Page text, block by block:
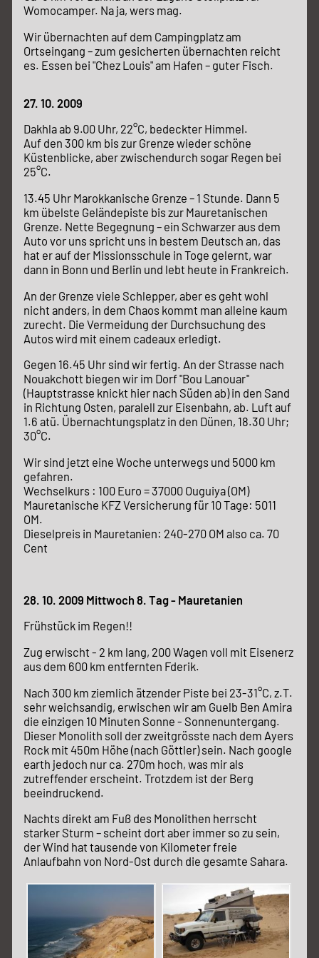
Womocamper. Na ja, wers mag.
Wir übernachten auf dem Campingplatz am
Ortseingang – zum gesicherten übernachten reicht
es. Essen bei "Chez Louis" am Hafen – guter Fisch.
27. 10. 2009
Dakhla ab 9.00 Uhr, 22°C, bedeckter Himmel.
Auf den 300 km bis zur Grenze wieder schöne
Küstenblicke, aber zwischendurch sogar Regen bei
25°C.
13.45 Uhr Marokkanische Grenze – 1 Stunde. Dann 5
km übelste Geländepiste bis zur Mauretanischen
Grenze. Nette Begegnung – ein Schwarzer aus dem
Auto vor uns spricht uns in bestem Deutsch an, das
hat er auf der Missionsschule in Toge gelernt, war
dann in Bonn und Berlin und lebt heute in Frankreich.
An der Grenze viele Schlepper, aber es geht wohl
nicht anders, in dem Chaos kommt man alleine kaum
zurecht. Die Vermeidung der Durchsuchung des
Autos wird mit einem cadeaux erledigt.
Gegen 16.45 Uhr sind wir fertig. An der Strasse nach
Nouakchott biegen wir im Dorf "Bou Lanouar"
(Hauptstrasse knickt hier nach Süden ab) in den Sand
in Richtung Osten, paralell zur Eisenbahn, ab. Luft auf
1.6 atü. Übernachtungsplatz in den Dünen, 18.30 Uhr;
30°C.
Wir sind jetzt eine Woche unterwegs und 5000 km
gefahren.
Wechselkurs : 100 Euro = 37000 Ouguiya (OM)
Mauretanische KFZ Versicherung für 10 Tage: 5011
OM.
Dieselpreis in Mauretanien: 240-270 OM also ca. 70
Cent
28. 10. 2009 Mittwoch 8. Tag - Mauretanien
Frühstück im Regen!!
Zug erwischt - 2 km lang, 200 Wagen voll mit Eisenerz
aus dem 600 km entfernten Fderik.
Nach 300 km ziemlich ätzender Piste bei 23-31°C, z.T.
sehr weichsandig, erwischen wir am Guelb Ben Amira
die einzigen 10 Minuten Sonne - Sonnenuntergang.
Dieser Monolith soll der zweitgrösste nach dem Ayers
Rock mit 450m Höhe (nach Göttler) sein. Nach google
earth jedoch nur ca. 270m hoch, was mir als
zutreffender erscheint. Trotzdem ist der Berg
beeindruckend.
Nachts direkt am Fuß des Monolithen herrscht
starker Sturm – scheint dort aber immer so zu sein,
der Wind hat tausende von Kilometer freie
Anlaufbahn von Nord-Ost durch die gesamte Sahara.